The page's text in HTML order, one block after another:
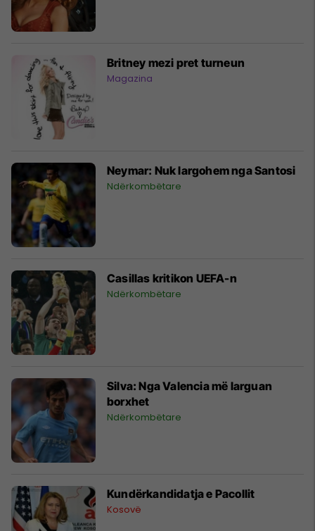
Britney mezi pret turneun
Magazina
Neymar: Nuk largohem nga Santosi
Ndërkombëtare
Casillas kritikon UEFA-n
Ndërkombëtare
Silva: Nga Valencia më larguan
borxhet
Ndërkombëtare
Kundërkandidatja e Pacollit
Kosovë